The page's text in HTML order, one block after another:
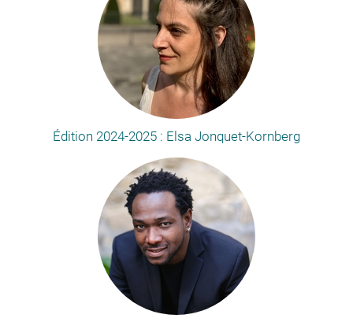
Édition 2024-2025 : Elsa Jonquet-Kornberg